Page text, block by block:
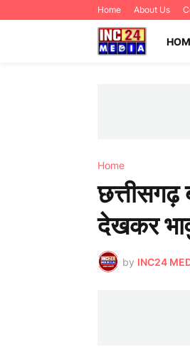
Home About Us
Home
छत्तीसगढ़
देखकर
by INC24